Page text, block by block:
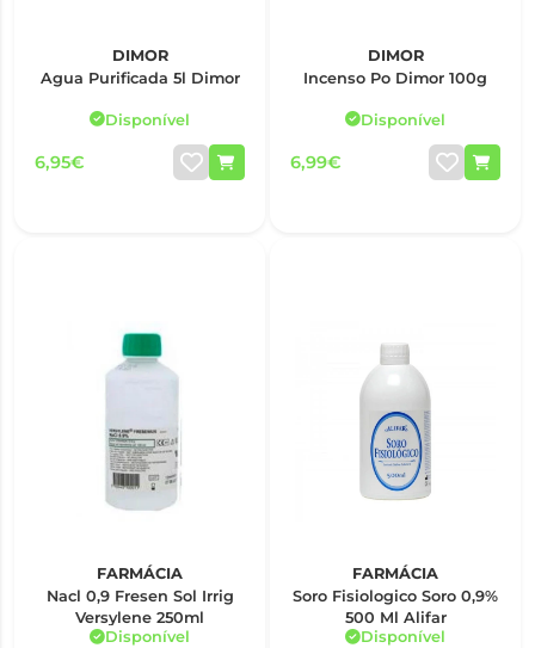
DIMOR
Agua Purificada 5l Dimor
Disponível
6,95€
DIMOR
Incenso Po Dimor 100g
Disponível
6,99€
FARMÁCIA
Nacl 0,9 Fresen Sol Irrig
Versylene 250ml
Disponível
FARMÁCIA
Soro Fisiologico Soro 0,9%
500 Ml Alifar
Disponível